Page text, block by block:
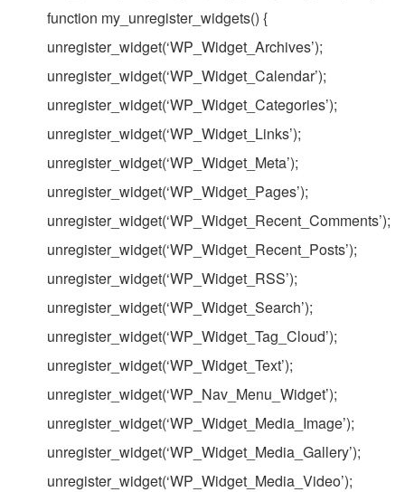
function my_unregister_widgets() {
unregister_widget(‘WP_Widget_Archives’);
unregister_widget(‘WP_Widget_Calendar’);
unregister_widget(‘WP_Widget_Categories’);
unregister_widget(‘WP_Widget_Links’);
unregister_widget(‘WP_Widget_Meta’);
unregister_widget(‘WP_Widget_Pages’);
unregister_widget(‘WP_Widget_Recent_Comments’);
unregister_widget(‘WP_Widget_Recent_Posts’);
unregister_widget(‘WP_Widget_RSS’);
unregister_widget(‘WP_Widget_Search’);
unregister_widget(‘WP_Widget_Tag_Cloud’);
unregister_widget(‘WP_Widget_Text’);
unregister_widget(‘WP_Nav_Menu_Widget’);
unregister_widget(‘WP_Widget_Media_Image’);
unregister_widget(‘WP_Widget_Media_Gallery’);
unregister_widget(‘WP_Widget_Media_Video’);